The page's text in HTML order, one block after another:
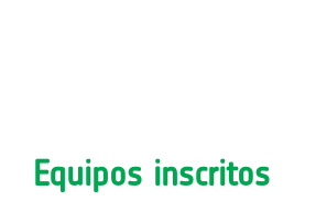
Equipos inscritos